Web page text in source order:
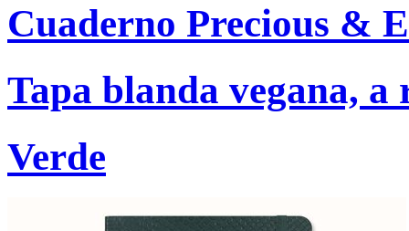
Cuaderno Precious &
Tapa blanda vegana, a
Verde